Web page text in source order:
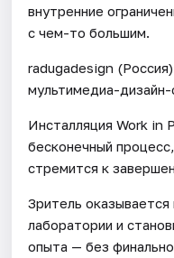
внутренние
с чем-то большим.
radugadesign
мультимедиа-дизайн-
Инсталляция Work in
бесконечный
стремится к
Зритель
лаборатории и
опыта — без